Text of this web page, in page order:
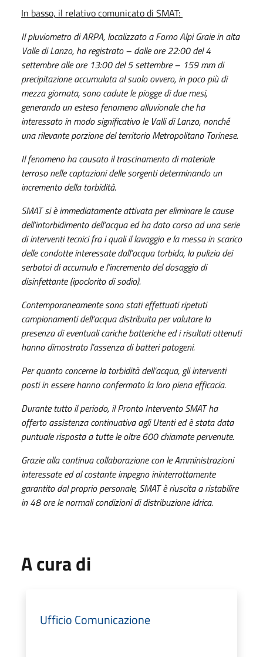
In basso, il relativo comunicato di SMAT:
Il pluviometro di ARPA, localizzato a Forno Alpi Graie in alta
Valle di Lanzo, ha registrato – dalle ore 22:00 del 4
settembre alle ore 13:00 del 5 settembre – 159 mm di
precipitazione accumulata al suolo ovvero, in poco più di
mezza giornata, sono cadute le piogge di due mesi,
generando un esteso fenomeno alluvionale che ha
interessato in modo significativo le Valli di Lanzo, nonché
una rilevante porzione del territorio Metropolitano Torinese.
Il fenomeno ha causato il trascinamento di materiale
terroso nelle captazioni delle sorgenti determinando un
incremento della torbidità.
SMAT si è immediatamente attivata per eliminare le cause
dell’intorbidimento dell’acqua ed ha dato corso ad una serie
di interventi tecnici fra i quali il lavaggio e la messa in scarico
delle condotte interessate dall’acqua torbida, la pulizia dei
serbatoi di accumulo e l’incremento del dosaggio di
disinfettante (ipoclorito di sodio).
Contemporaneamente sono stati effettuati ripetuti
campionamenti dell’acqua distribuita per valutare la
presenza di eventuali cariche batteriche ed i risultati ottenuti
hanno dimostrato l’assenza di batteri patogeni.
Per quanto concerne la torbidità dell’acqua, gli interventi
posti in essere hanno confermato la loro piena efficacia.
Durante tutto il periodo, il Pronto Intervento SMAT ha
offerto assistenza continuativa agli Utenti ed è stata data
puntuale risposta a tutte le oltre 600 chiamate pervenute.
Grazie alla continua collaborazione con le Amministrazioni
interessate ed al costante impegno ininterrottamente
garantito dal proprio personale, SMAT è riuscita a ristabilire
in 48 ore le normali condizioni di distribuzione idrica.
A cura di
Ufficio Comunicazione